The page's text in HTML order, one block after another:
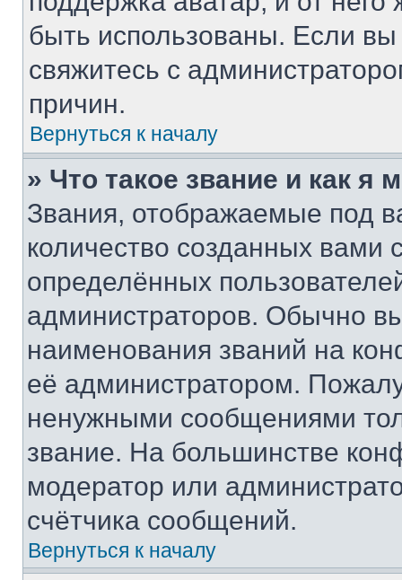
быть использованы. Если
свяжитесь с
причин.
Вернуться к началу
» Что такое звание и как я
Звания, отображаемые под
количество созданных
определённых
администраторов. Обычно
наименования званий на
её администратором.
ненужными сообщениями
звание. На большинстве
модератор или
счётчика сообщений.
Вернуться к началу